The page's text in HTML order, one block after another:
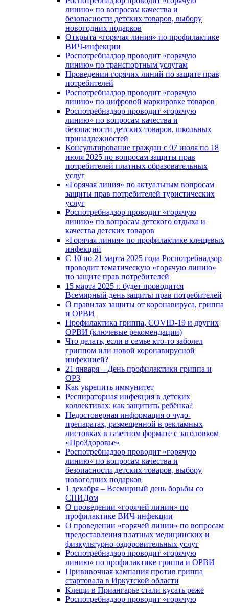
линию» по вопросам качества и
безопасности детских товаров, выбору
новогодних подарков
Открыта «горячая линия» по профилактике
ВИЧ-инфекции
Роспотребнадзор проводит «горячую
линию» по транспортным услугам
Проведении горячих линий по защите прав
потребителей
Роспотребнадзор проводит «горячую
линию» по цифровой маркировке товаров
Роспотребнадзор проводит «горячую
линию» по вопросам качества и
безопасности детских товаров, школьных
принадлежностей
Консультирование граждан с 07 июля по 18
июля 2025 по вопросам защиты прав
потребителей платных образовательных
услуг
«Горячая линия» по актуальным вопросам
защиты прав потребителей туристических
услуг
Роспотребнадзор проводит «горячую
линию» по вопросам детского отдыха и
качества детских товаров
«Горячая линия» по профилактике клещевых
инфекций
С 10 по 21 марта 2025 года Роспотребнадзор
проводит тематическую «горячую линию»
по защите прав потребителей
15 марта 2025 г. будет проводится
Всемирный день защиты прав потребителей
О правилах защиты от коронавируса, гриппа
и ОРВИ
Профилактика гриппа, COVID-19 и других
ОРВИ (ключевые рекомендации)
Что делать, если в семье кто-то заболел
гриппом или новой коронавирусной
инфекцией?
21 января – День профилактики гриппа и
ОРЗ
Как укрепить иммунитет
Респираторная инфекция в детских
коллективах: как защитить ребёнка?
Недостоверная информация о чудо-
препаратах, размещенной в рекламных
листовках в газетном формате с заголовком
«ПроЗдоровье»
Роспотребнадзор проводит «горячую
линию» по вопросам качества и
безопасности детских товаров, выбору
новогодних подарков
1 декабря – Всемирный день борьбы со
СПИДом
О проведении «горячей линии» по
профилактике ВИЧ-инфекции
О проведении «горячей линии» по вопросам
предоставления платных медицинских и
физкультурно-оздоровительных услуг
Роспотребнадзор проводит «горячую
линию» по профилактике гриппа и ОРВИ
Прививочная кампания против гриппа
стартовала в Иркутской области
Клещи в Приангарье стали кусать реже
Роспотребнадзор проводит «горячую